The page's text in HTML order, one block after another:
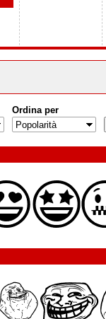
Ordina per